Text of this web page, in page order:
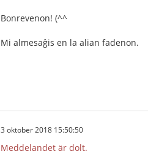
Bonrevenon! (^^
Mi almesaĝis en la alian fadenon.
3 oktober 2018 15:50:50
Meddelandet är dolt.